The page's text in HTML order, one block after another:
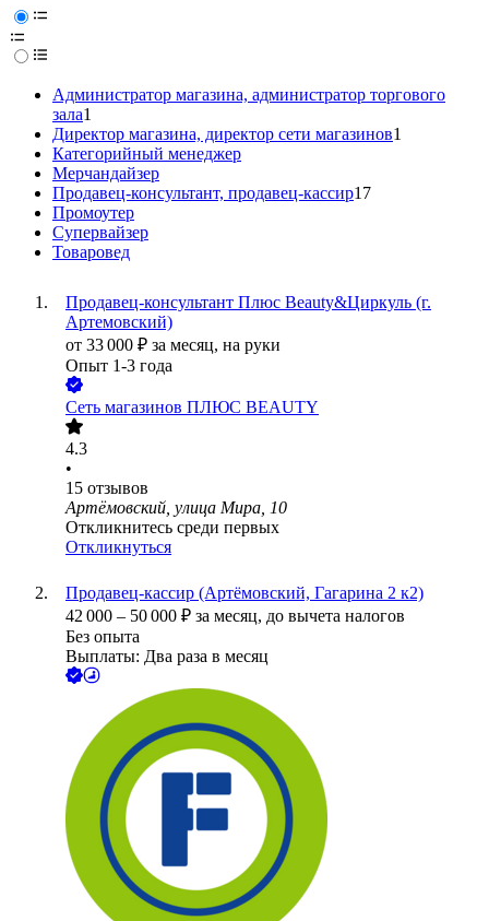
Администратор магазина, администратор торгового
зала1
Директор магазина, директор сети магазинов1
Категорийный менеджер
Мерчандайзер
Продавец-консультант, продавец-кассир17
Промоутер
Супервайзер
Товаровед
Продавец-консультант Плюс Beauty&Циркуль (г.
Артемовский)
от 33 000 ₽ за месяц, на руки
Опыт 1-3 года
Сеть магазинов ПЛЮС BEAUTY
4.3
•
15 отзывов
Артёмовский, улица Мира, 10
Откликнитесь среди первых
Откликнуться
Продавец-кассир (Артёмовский, Гагарина 2 к2)
42 000 – 50 000 ₽ за месяц, до вычета налогов
Без опыта
Выплаты: Два раза в месяц